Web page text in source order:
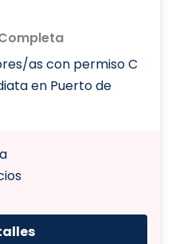
as con permiso C
en Puerto de